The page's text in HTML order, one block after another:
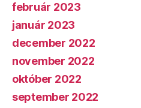
február 2023
január 2023
december 2022
november 2022
október 2022
september 2022